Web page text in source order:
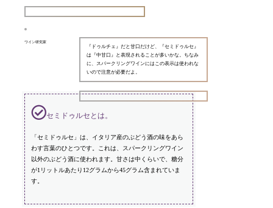
ワイン研究家
『ドゥルチェ』だと甘口だけど、『セミドゥルセ』
は『中甘口』と表現されることが多いかな。ちなみ
に、スパークリングワインにはこの表示は使われな
いので注意が必要だよ。
セミドゥルセとは。
「セミドゥルセ」は、イタリア産のぶどう酒の味をあら
わす言葉のひとつです。これは、スパークリングワイン
以外のぶどう酒に使われます。甘さは中くらいで、糖分
が1リットルあたり12グラムから45グラム含まれていま
す。